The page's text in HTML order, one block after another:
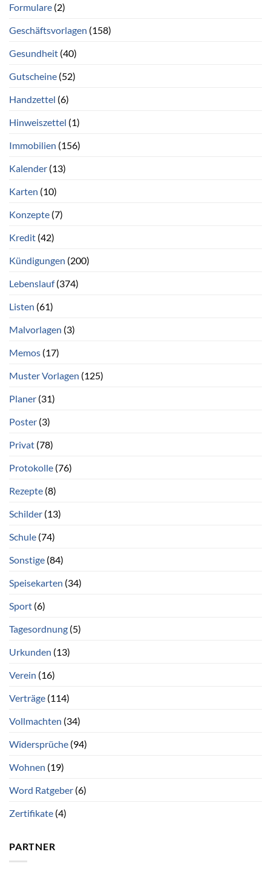
Formulare (2)
Geschäftsvorlagen (158)
Gesundheit (40)
Gutscheine (52)
Handzettel (6)
Hinweiszettel (1)
Immobilien (156)
Kalender (13)
Karten (10)
Konzepte (7)
Kredit (42)
Kündigungen (200)
Lebenslauf(374)
Listen (61)
Malvorlagen (3)
Memos (17)
Muster Vorlagen (125)
Planer (31)
Poster (3)
Privat (78)
Protokolle (76)
Rezepte (8)
Schilder (13)
Schule (74)
Sonstige (84)
Speisekarten (34)
Sport (6)
Tagesordnung (5)
Urkunden (13)
Verein (16)
Verträge (114)
Vollmachten (34)
Widersprüche (94)
Wohnen (19)
Word Ratgeber (6)
Zertifikate (4)
PARTNER